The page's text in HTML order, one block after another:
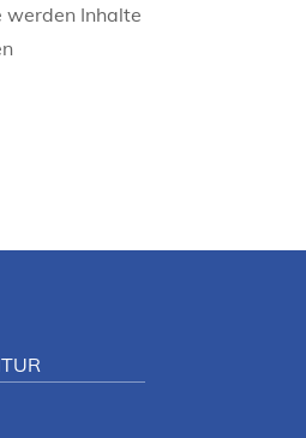
werden Inhalte